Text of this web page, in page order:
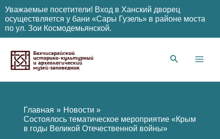
Уважаемые посетители! Вход в Ханский дворец
осуществляется у бани «Сары Гузель» в районе моста
по ул. Зои Космодемьянской.
содержимому
Главная
Новости
Состоялось тематическое мероприятие «Крым
в годы Великой Отечественной войны»